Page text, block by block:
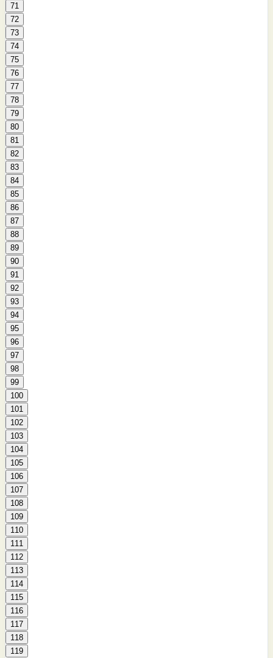
71
72
73
74
75
76
77
78
79
80
81
82
83
84
85
86
87
88
89
90
91
92
93
94
95
96
97
98
99
100
101
102
103
104
105
106
107
108
109
110
111
112
113
114
115
116
117
118
119